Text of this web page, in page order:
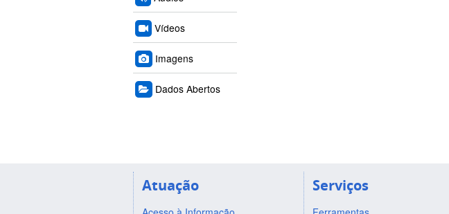
Vídeos
Imagens
Dados Abertos
Atuação Serviços